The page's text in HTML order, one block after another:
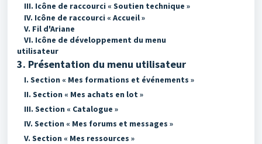
III. Icône de raccourci « Soutien technique »
IV. Icône de raccourci « Accueil »
V. Fil d'Ariane
VI. Icône de développement du menu
utilisateur
3. Présentation du menu utilisateur
I. Section « Mes formations et événements »
II. Section « Mes achats en lot »
III. Section « Catalogue »
IV. Section « Mes forums et messages »
V. Section « Mes ressources »